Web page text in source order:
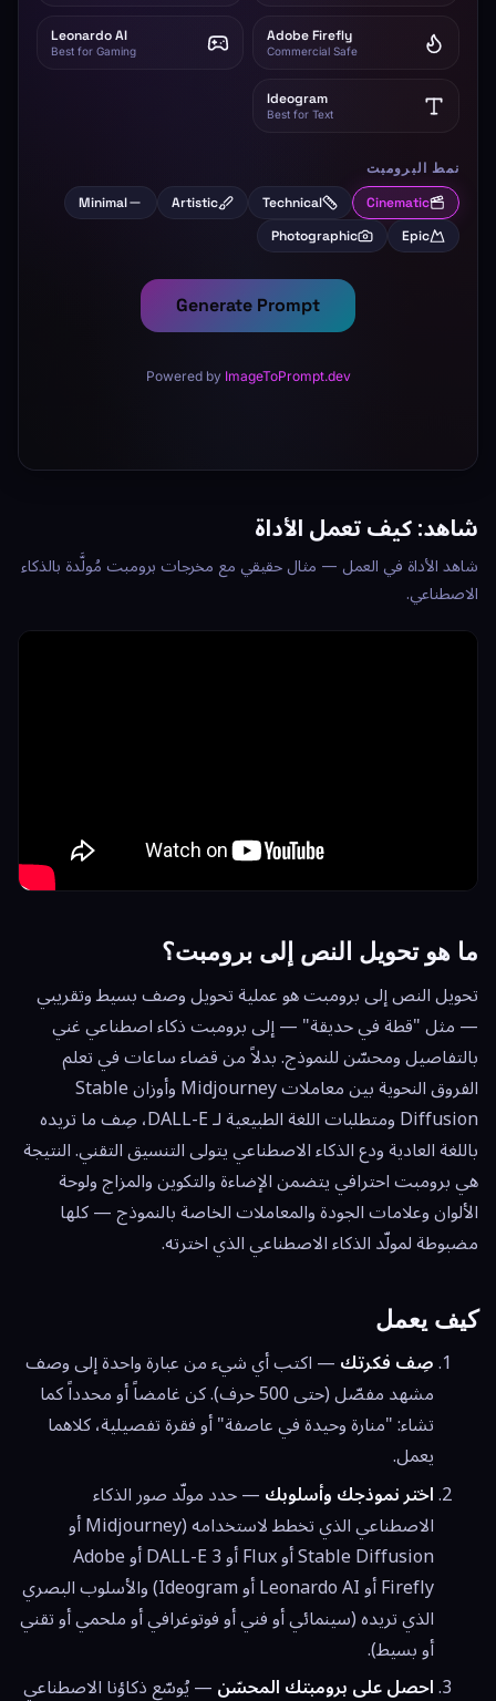
شاهد: كيف تعمل الأداة
شاهد الأداة في العمل — مثال حقيقي مع مخرجات برومبت مُولَّدة بالذكاء
الاصطناعي.
ما هو تحويل النص إلى برومبت؟
تحويل النص إلى برومبت هو عملية تحويل وصف بسيط وتقريبي
— مثل "قطة في حديقة" — إلى برومبت ذكاء اصطناعي غني
بالتفاصيل ومحسّن للنموذج. بدلاً من قضاء ساعات في تعلم
الفروق النحوية بين معاملات Midjourney وأوزان Stable
Diffusion ومتطلبات اللغة الطبيعية لـ DALL-E، صِف ما تريده
باللغة العادية ودع الذكاء الاصطناعي يتولى التنسيق التقني. النتيجة
هي برومبت احترافي يتضمن الإضاءة والتكوين والمزاج ولوحة
الألوان وعلامات الجودة والمعاملات الخاصة بالنموذج — كلها
مضبوطة لمولّد الذكاء الاصطناعي الذي اخترته.
كيف يعمل
صِف فكرتك— اكتب أي شيء من عبارة واحدة إلى وصف
مشهد مفصّل (حتى 500 حرف). كن غامضاً أو محدداً كما
تشاء: "منارة وحيدة في عاصفة" أو فقرة تفصيلية، كلاهما
يعمل.
اختر نموذجك وأسلوبك— حدد مولّد صور الذكاء
الاصطناعي الذي تخطط لاستخدامه (Midjourney أو
Stable Diffusion أو Flux أو DALL-E 3 أو Adobe
Firefly أو Leonardo AI أو Ideogram) والأسلوب البصري
الذي تريده (سينمائي أو فني أو فوتوغرافي أو ملحمي أو تقني
أو بسيط).
احصل على برومبتك المحسّن— يُوسّع ذكاؤنا الاصطناعي